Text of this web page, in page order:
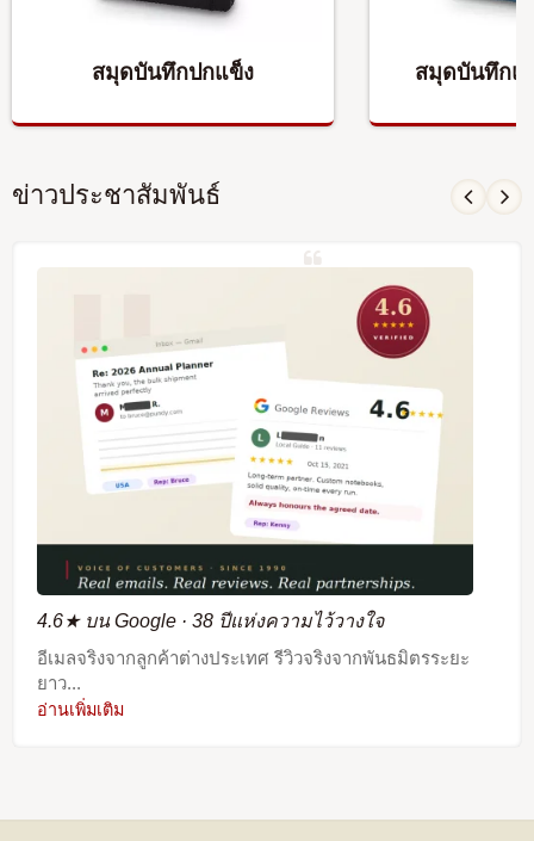
สมุดบันทึกปกแข็ง สมุดบันทึกแ
ข่าวประชาสัมพันธ์
4.6★ บน Google · 38 ปีแห่งความไว้วางใจ
อีเมลจริงจากลูกค้าต่างประเทศ รีวิวจริงจากพันธมิตรระยะ
ยาว...
อ่านเพิ่มเติม